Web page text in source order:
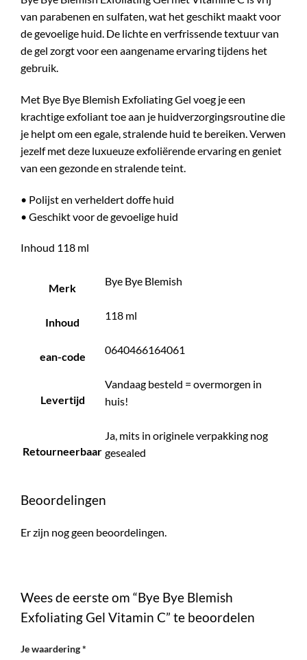
van parabenen en sulfaten, wat het geschikt maakt voor
de gevoelige huid. De lichte en verfrissende textuur van
de gel zorgt voor een aangename ervaring tijdens het
gebruik.
Met Bye Bye Blemish Exfoliating Gel voeg je een
krachtige exfoliant toe aan je huidverzorgingsroutine die
je helpt om een egale, stralende huid te bereiken. Verwen
jezelf met deze luxueuze exfoliërende ervaring en geniet
van een gezonde en stralende teint.
• Polijst en verheldert doffe huid
• Geschikt voor de gevoelige huid
Inhoud 118 ml
Merk
Bye Bye Blemish
Inhoud
118 ml
ean-code
0640466164061
Levertijd
Vandaag besteld = overmorgen in
huis!
Retourneerbaar
Ja, mits in originele verpakking nog
gesealed
Beoordelingen
Er zijn nog geen beoordelingen.
Wees de eerste om “Bye Bye Blemish
Exfoliating Gel Vitamin C” te beoordelen
Je waardering*